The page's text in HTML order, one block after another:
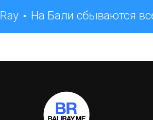
На Бали сбываются